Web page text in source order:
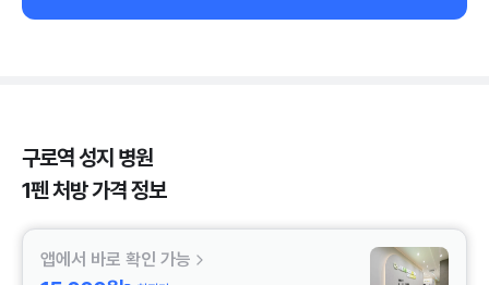
구로역 성지 병원
1펜 처방 가격 정보
앱에서 바로 확인 가능